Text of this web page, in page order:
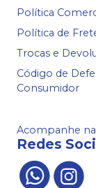
Política
Política de
Trocas e
Código de
Consumidor
Acompanhe
Redes